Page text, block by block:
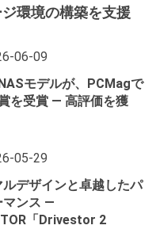
環境の構築を支援
06-09
モデルが、PCMagで
を受賞 ― 高評価を獲
05-29
ルデザインと卓越したパ
マンス ―
「Drivestor 2